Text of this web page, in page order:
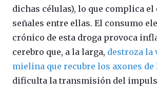
dichas células), lo que complica el
señales entre ellas. El consumo
crónico de esta droga provoca
cerebro que, a la larga, destroza la
mielina que recubre los axones de
dificulta la transmisión del